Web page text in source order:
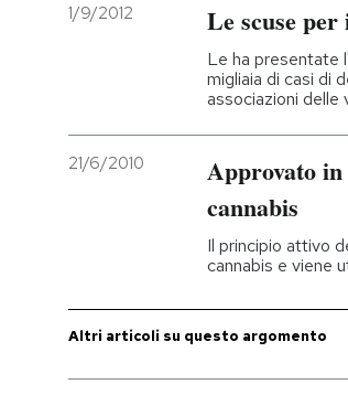
1/9/2012 Le scuse
Le ha presentate
migliaia di casi di
associazioni delle
21/6/2010
Approvato
cannabis
Il principio attivo
cannabis e viene
Altri articoli su questo argomento